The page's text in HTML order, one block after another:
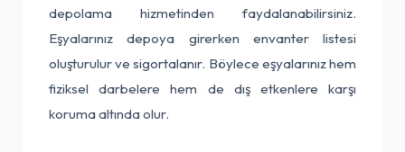
depolama hizmetinden faydalanabilirsiniz.
Eşyalarınız depoya girerken envanter listesi
oluşturulur ve sigortalanır. Böylece eşyalarınız hem
fiziksel darbelere hem de dış etkenlere karşı
koruma altında olur.